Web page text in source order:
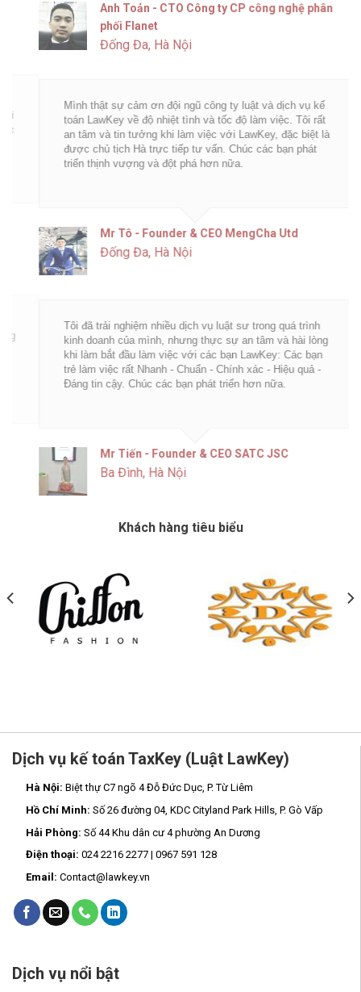
Anh Toản - CTO Công ty CP công nghệ phân
phối Flanet
Đống Đa, Hà Nội
Mình thật sự cảm ơn đội ngũ công ty luật và dịch vụ kế
toán LawKey về độ nhiệt tình và tốc độ làm việc. Tôi rất
an tâm và tin tưởng khi làm việc với LawKey, đặc biệt là
được chủ tịch Hà trực tiếp tư vấn. Chúc các bạn phát
triển thịnh vượng và đột phá hơn nữa.
Mr Tô - Founder & CEO MengCha Utd
Đống Đa, Hà Nội
Tôi đã trải nghiệm nhiều dịch vụ luật sư trong quá trình
kinh doanh của mình, nhưng thực sự an tâm và hài lòng
khi làm bắt đầu làm việc với các bạn LawKey: Các bạn
trẻ làm việc rất Nhanh - Chuẩn - Chính xác - Hiệu quả -
Đáng tin cậy. Chúc các bạn phát triển hơn nữa.
Mr Tiến - Founder & CEO SATC JSC
Ba Đình, Hà Nội
Khách hàng tiêu biểu
Dịch vụ kế toán TaxKey (Luật LawKey)
Hà Nội: Biệt thự C7 ngõ 4 Đỗ Đức Dục, P. Từ Liêm
Hồ Chí Minh: Số 26 đường 04, KDC Cityland Park Hills, P. Gò Vấp
Hải Phòng: Số 44 Khu dân cư 4 phường An Dương
Điện thoại: 024 2216 2277 | 0967 591 128
Email: Contact@lawkey.vn
Dịch vụ nổi bật